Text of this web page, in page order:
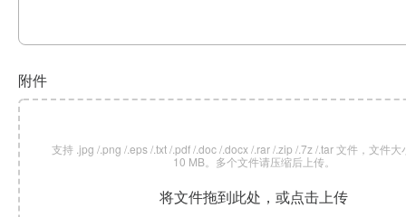
附件
支持 .jpg /.png /.eps /.txt /.pdf /.doc /.docx /.rar /.zip /.7z /.tar 文件，文件大
10 MB。多个文件请压缩后上传。
将文件拖到此处，或点击上传